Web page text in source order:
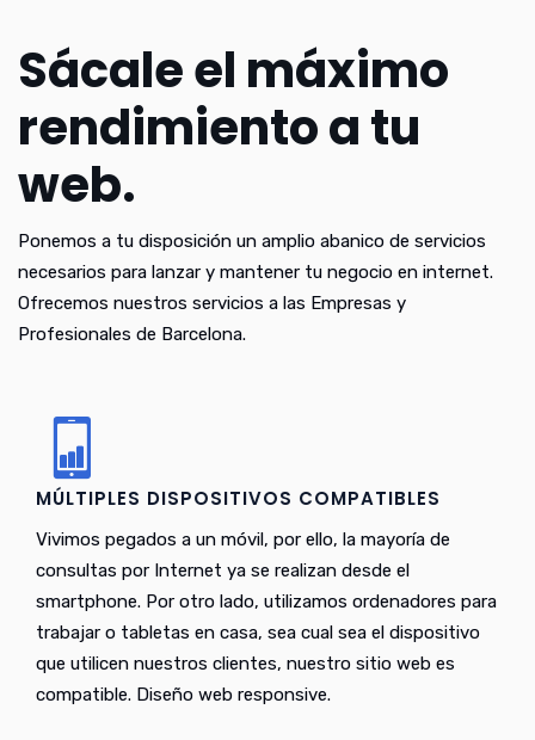
Sácale el máximo
rendimiento a tu
web.
Ponemos a tu disposición un amplio abanico de servicios
necesarios para lanzar y mantener tu negocio en internet.
Ofrecemos nuestros servicios a las Empresas y
Profesionales de Barcelona.
MÚLTIPLES DISPOSITIVOS COMPATIBLES
Vivimos pegados a un móvil, por ello, la mayoría de
consultas por Internet ya se realizan desde el
smartphone. Por otro lado, utilizamos ordenadores para
trabajar o tabletas en casa, sea cual sea el dispositivo
que utilicen nuestros clientes, nuestro sitio web es
compatible. Diseño web responsive.